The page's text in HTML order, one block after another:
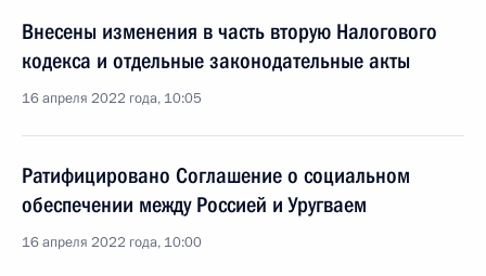
Внесены изменения в часть вторую Налогового
кодекса и отдельные законодательные акты
16 апреля 2022 года, 10:05
Ратифицировано Соглашение о социальном
обеспечении между Россией и Уругваем
16 апреля 2022 года, 10:00